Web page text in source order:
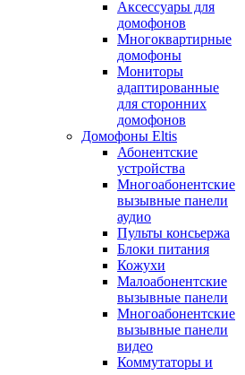
Аксессуары для
домофонов
Многоквартирные
домофоны
Мониторы
адаптированные
для сторонних
домофонов
Домофоны Eltis
Абонентские
устройства
Многоабонентские
вызывные панели
аудио
Пульты консьержа
Блоки питания
Кожухи
Малоабонентские
вызывные панели
Многоабонентские
вызывные панели
видео
Коммутаторы и